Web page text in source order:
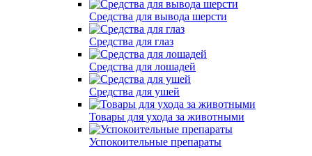
Средства для вывода шерсти
Средства для глаз
Средства для лошадей
Средства для ушей
Товары для ухода за животными
Успокоительные препараты